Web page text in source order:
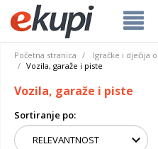
Početna stranica Igračke i dječija
Vozila, garaže i piste
Vozila, garaže i piste
Sortiranje po: